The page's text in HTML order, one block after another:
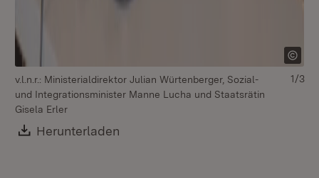
v.l.n.r.: Ministerialdirektor Julian Würtenberger, Sozial-
und Integrationsminister Manne Lucha und Staatsrätin
Gisela Erler
Download:
Herunterladen
1/3